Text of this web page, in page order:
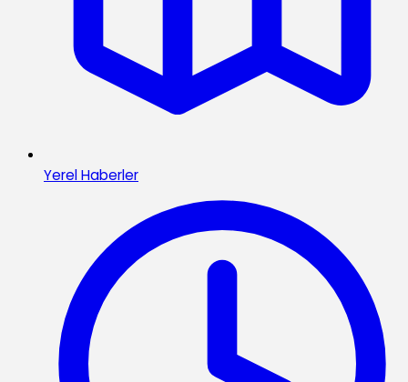
Yerel Haberler